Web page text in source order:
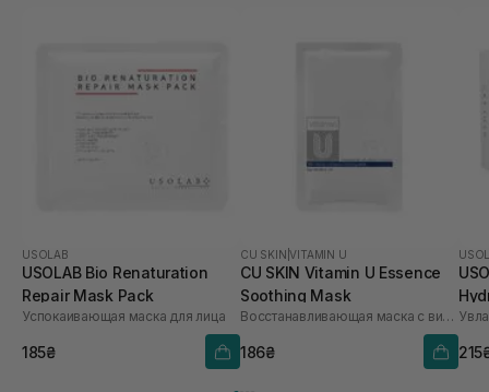
USOLAB
USOLAB Bio Renaturation
Repair Mask Pack
Успокаивающая маска для лица
185₴
CU SKIN |VITAMIN U
CU SKIN Vitamin U Essence
Soothing Mask
Восстанавливающая маска с витамином U
186₴
шт